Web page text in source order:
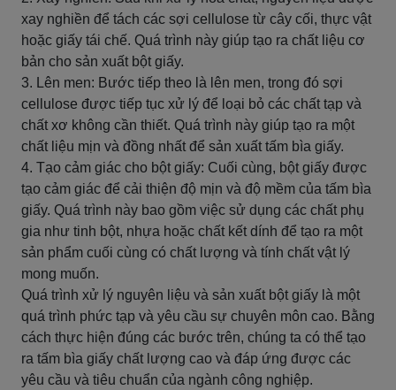
xay nghiền để tách các sợi cellulose từ cây cối, thực vật
hoặc giấy tái chế. Quá trình này giúp tạo ra chất liệu cơ
bản cho sản xuất bột giấy.
3. Lên men: Bước tiếp theo là lên men, trong đó sợi
cellulose được tiếp tục xử lý để loại bỏ các chất tạp và
chất xơ không cần thiết. Quá trình này giúp tạo ra một
chất liệu mịn và đồng nhất để sản xuất tấm bìa giấy.
4. Tạo cảm giác cho bột giấy: Cuối cùng, bột giấy được
tạo cảm giác để cải thiện độ mịn và độ mềm của tấm bìa
giấy. Quá trình này bao gồm việc sử dụng các chất phụ
gia như tinh bột, nhựa hoặc chất kết dính để tạo ra một
sản phẩm cuối cùng có chất lượng và tính chất vật lý
mong muốn.
Quá trình xử lý nguyên liệu và sản xuất bột giấy là một
quá trình phức tạp và yêu cầu sự chuyên môn cao. Bằng
cách thực hiện đúng các bước trên, chúng ta có thể tạo
ra tấm bìa giấy chất lượng cao và đáp ứng được các
yêu cầu và tiêu chuẩn của ngành công nghiệp.